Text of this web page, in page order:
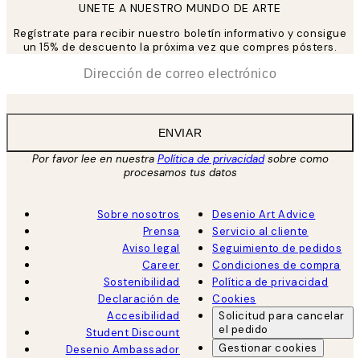
UNETE A NUESTRO MUNDO DE ARTE
Regístrate para recibir nuestro boletín informativo y consigue
un 15% de descuento la próxima vez que compres pósters.
ENVIAR
Por favor lee en nuestra Política de privacidadsobre como
procesamos tus datos
Sobre nosotros
Prensa
Aviso legal
Career
Sostenibilidad
Declaración de
Accesibilidad
Student Discount
Desenio Ambassador
Desenio Art Advice
Servicio al cliente
Seguimiento de pedidos
Condiciones de compra
Política de privacidad
Cookies
Solicitud para cancelar
el pedido
Gestionar cookies